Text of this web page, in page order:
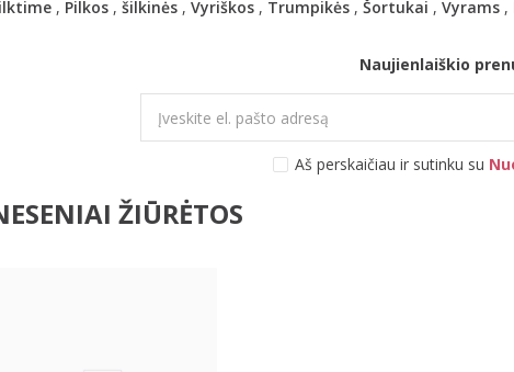
, Pilkos, šilkinės, Vyriškos, Trumpikės, Šortukai , Vyrams,
Naujienlaiškio
Aš perskaičiau ir sutinku su
ŽIŪRĖTOS